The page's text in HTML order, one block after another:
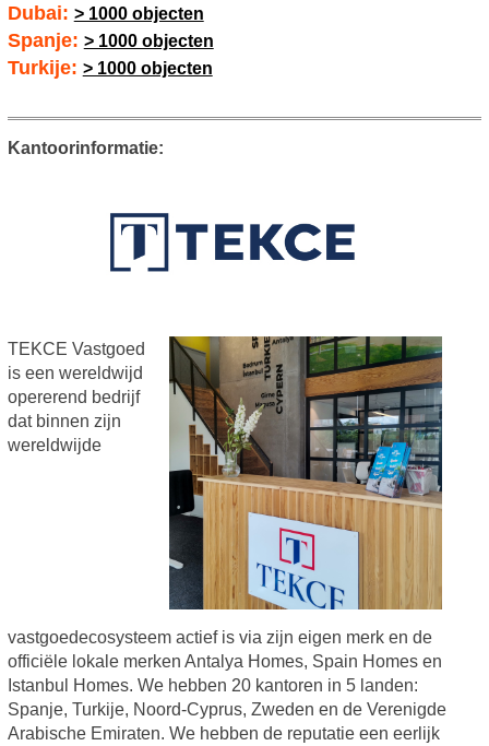
Dubai: > 1000 objecten
Spanje: > 1000 objecten
Turkije: > 1000 objecten
Kantoorinformatie:
TEKCE Vastgoed
is een wereldwijd
opererend bedrijf
dat binnen zijn
wereldwijde
vastgoedecosysteem actief is via zijn eigen merk en de
officiële lokale merken Antalya Homes, Spain Homes en
Istanbul Homes. We hebben 20 kantoren in 5 landen:
Spanje, Turkije, Noord-Cyprus, Zweden en de Verenigde
Arabische Emiraten. We hebben de reputatie een eerlijk